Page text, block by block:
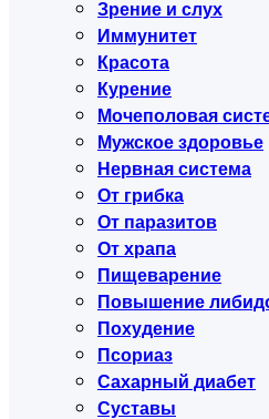
Зрение и слух
Иммунитет
Красота
Курение
Мочеполовая
Мужское здоровье
Нервная система
От грибка
От паразитов
От храпа
Пищеварение
Повышение
Похудение
Псориаз
Сахарный диабет
Суставы